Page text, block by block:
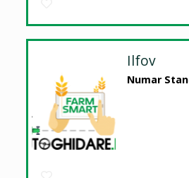
Ilfov
Numar